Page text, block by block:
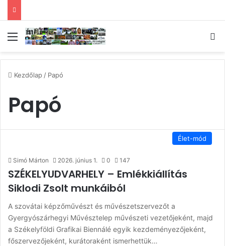
Menü
Kezdőlap/ Papó
Papó
Élet-mód
Simó Márton 2026. június 1. 0 147
SZÉKELYUDVARHELY – Emlékkiállítás
Siklodi Zsolt munkáiból
A szovátai képzőművészt és művészetszervezőt a
Gyergyószárhegyi Művésztelep művészeti vezetőjeként, majd
a Székelyföldi Grafikai Biennálé egyik kezdeményezőjeként,
főszervezőjeként, kurátoraként ismerhettük…